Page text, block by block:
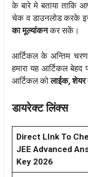
के बारे मे बताया
चेक व डाउनलोड करके
का मूल्यांकनकर सकें।
आर्टिकल के अन्तिम
हमारा यह आर्टिकल
आर्टिकल कोलाईक,
डायरेक्ट लिंक्स
Direct LInk To
JEE Advanced
Key 2026